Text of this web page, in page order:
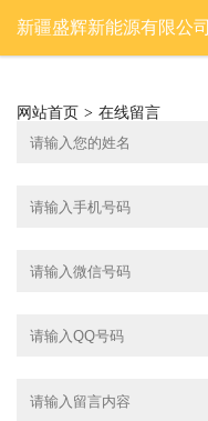
新疆盛辉新能源有限公司
网站首页 > 在线留言